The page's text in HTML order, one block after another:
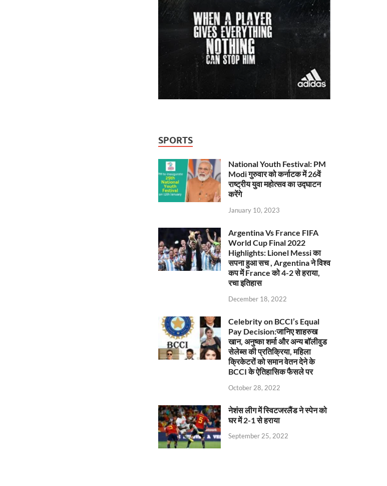
SPORTS
National Youth Festival: PM
Modi गुरुवार को कर्नाटक में 26वें
राष्ट्रीय युवा महोत्सव का उद्घाटन
करेंगे
January 10, 2023
Argentina Vs France FIFA
World Cup Final 2022
Highlights: Lionel Messi का
सपना हुआ सच , Argentina ने विश्व
कप में France को 4-2 से हराया,
रचा इतिहास
December 18, 2022
Celebrity on BCCI’s Equal
Pay Decision:जानिए शाहरुख
खान, अनुष्का शर्मा और अन्य बॉलीवुड
सेलेब्स की प्रतिक्रिया, महिला
क्रिकेटरों को समान वेतन देने के
BCCI के ऐतिहासिक फैसले पर
October 28, 2022
नेशंस लीग में स्विटजरलैंड ने स्पेन को
घर में 2-1 से हराया
September 25, 2022